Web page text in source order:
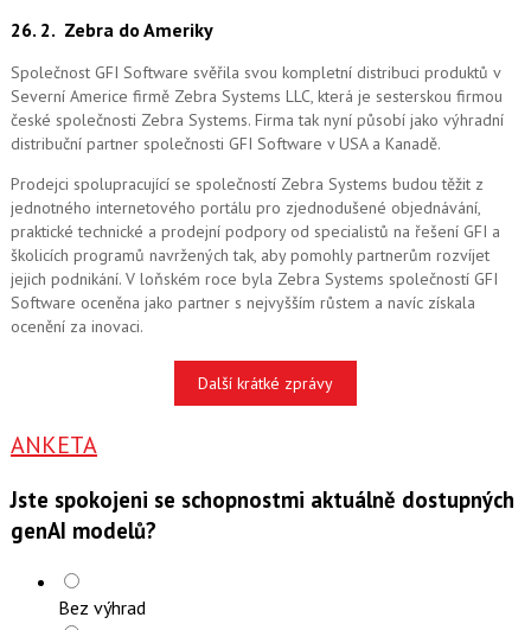
26. 2. Zebra do Ameriky
Společnost GFI Software svěřila svou kompletní distribuci produktů v
Severní Americe firmě Zebra Systems LLC, která je sesterskou firmou
české společnosti Zebra Systems. Firma tak nyní působí jako výhradní
distribuční partner společnosti GFI Software v USA a Kanadě.
Prodejci spolupracující se společností Zebra Systems budou těžit z
jednotného internetového portálu pro zjednodušené objednávání,
praktické technické a prodejní podpory od specialistů na řešení GFI a
školicích programů navržených tak, aby pomohly partnerům rozvíjet
jejich podnikání. V loňském roce byla Zebra Systems společností GFI
Software oceněna jako partner s nejvyšším růstem a navíc získala
ocenění za inovaci.
Další krátké zprávy
ANKETA
Jste spokojeni se schopnostmi aktuálně dostupných
genAI modelů?
Bez výhrad